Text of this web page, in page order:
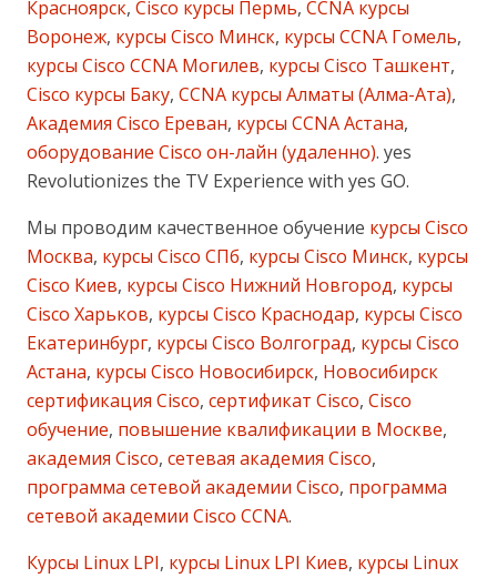
Красноярск, Cisco курсы Пермь, CCNA курсы
Воронеж, курсы Cisco Минск, курсы CCNA Гомель,
курсы Cisco CCNA Могилев, курсы Cisco Ташкент,
Cisco курсы Баку, CCNA курсы Алматы (Алма-Ата),
Академия Cisco Ереван, курсы CCNA Астана,
оборудование Cisco он-лайн (удаленно). yes
Revolutionizes the TV Experience with yes GO.
Мы проводим качественное обучение курсы Cisco
Москва, курсы Cisco СПб, курсы Cisco Минск, курсы
Cisco Киев, курсы Cisco Нижний Новгород, курсы
Cisco Харьков, курсы Cisco Краснодар, курсы Cisco
Екатеринбург, курсы Cisco Волгоград, курсы Cisco
Астана, курсы Cisco Новосибирск, Новосибирск
сертификация Cisco, сертификат Cisco, Cisco
обучение, повышение квалификации в Москве,
академия Cisco, сетевая академия Cisco,
программа сетевой академии Cisco, программа
сетевой академии Cisco CCNA.
Курсы Linux LPI, курсы Linux LPI Киев, курсы Linux